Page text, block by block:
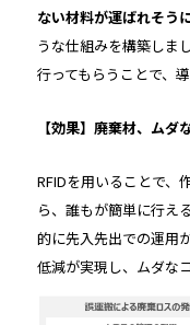
ない材料が運ばれそう
うな仕組みを構築しま
行ってもらうことで、
【効果】廃棄材、ムダ
RFIDを用いることで、
ら、誰もが簡単に行え
的に先入先出での運用
低減が実現し、ムダな